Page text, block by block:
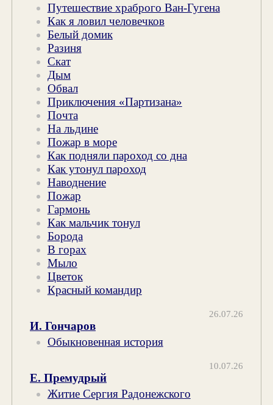
Путешествие храброго Ван-Гугена
Как я ловил человечков
Белый домик
Разиня
Скат
Дым
Обвал
Приключения «Партизана»
Почта
На льдине
Пожар в море
Как подняли пароход со дна
Как утонул пароход
Наводнение
Пожар
Гармонь
Как мальчик тонул
Борода
В горах
Мыло
Цветок
Красный командир
26.07.26
И. Гончаров
Обыкновенная история
10.07.26
Е. Премудрый
Житие Сергия Радонежского